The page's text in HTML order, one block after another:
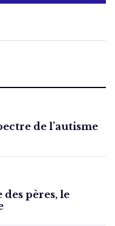
de l’autisme
des pères, le